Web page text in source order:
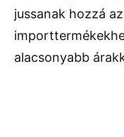
jussanak hozzá
alacsonyabb